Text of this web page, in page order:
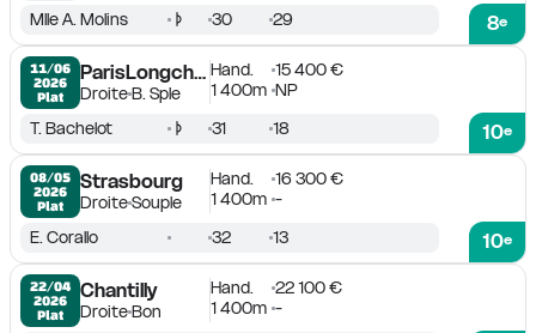
8e
Mlle A. Molins 30 29
11/06
2026
Plat
ParisLongchamp
DroiteB. Sple
Hand.
15 400 €
1 400m NP
10e
T. Bachelot 31 18
08/05
2026
Plat
Strasbourg
DroiteSouple
Hand.
16 300 €
1 400m -
10e
E. Corallo 32 13
22/04
2026
Plat
Chantilly
DroiteBon
Hand.
22 100 €
1 400m -